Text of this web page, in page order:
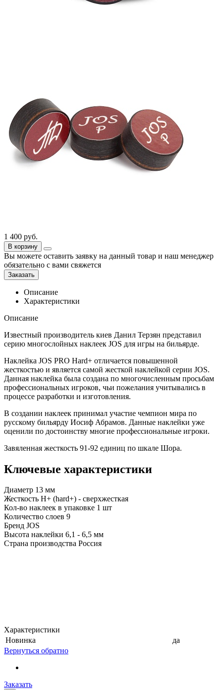
1 400 руб.
В корзину
Вы можете оставить заявку на данный товар и наш менеджер
обязательно с вами свяжется
Заказать
Описание
Характеристики
Описание
Известный производитель киев Данил Терзян представил
серию многослойных наклеек JOS для игры на бильярде.
Наклейка JOS PRO Hard+ отличается повышенной
жесткостью и является самой жесткой наклейкой серии JOS.
Данная наклейка была создана по многочисленным просьбам
профессиональных игроков, чьи пожелания учитывались в
процессе разработки и изготовления.
В создании наклеек принимал участие чемпион мира по
русскому бильярду Иосиф Абрамов. Данные наклейки уже
оценили по достоинству многие профессиональные игроки.
Завяленная жесткость 91-92 единиц по шкале Шора.
Ключевые характеристики
Диаметр 13 мм
Жесткость H+ (hard+) - сверхжесткая
Кол-во наклеек в упаковке 1 шт
Количество слоев 9
Бренд JOS
Высота наклейки 6,1 - 6,5 мм
Страна производства Россия
Характеристики
Новинка
да
Вернуться обратно
Заказать